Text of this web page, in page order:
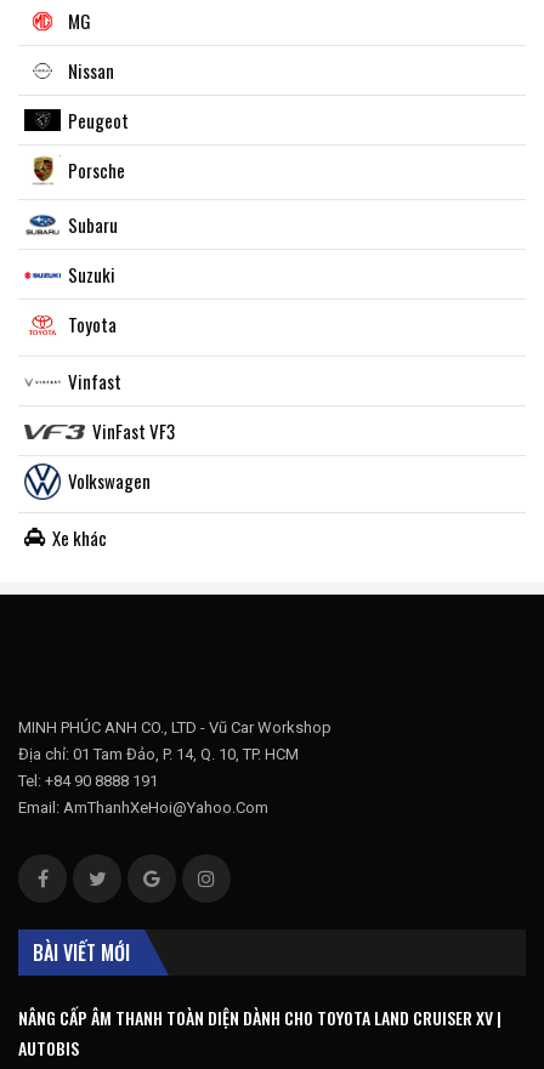
MG
Nissan
Peugeot
Porsche
Subaru
Suzuki
Toyota
Vinfast
VinFast VF3
Volkswagen
Xe khác
MINH PHÚC ANH CO., LTD - Vũ Car Workshop
Địa chỉ: 01 Tam Đảo, P. 14, Q. 10, TP. HCM
Tel: +84 90 8888 191
Email: AmThanhXeHoi@Yahoo.Com
BÀI VIẾT MỚI
NÂNG CẤP ÂM THANH TOÀN DIỆN DÀNH CHO TOYOTA LAND CRUISER XV |
AUTOBIS